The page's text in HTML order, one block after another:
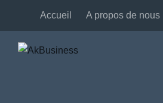
Accueil A propos de nous